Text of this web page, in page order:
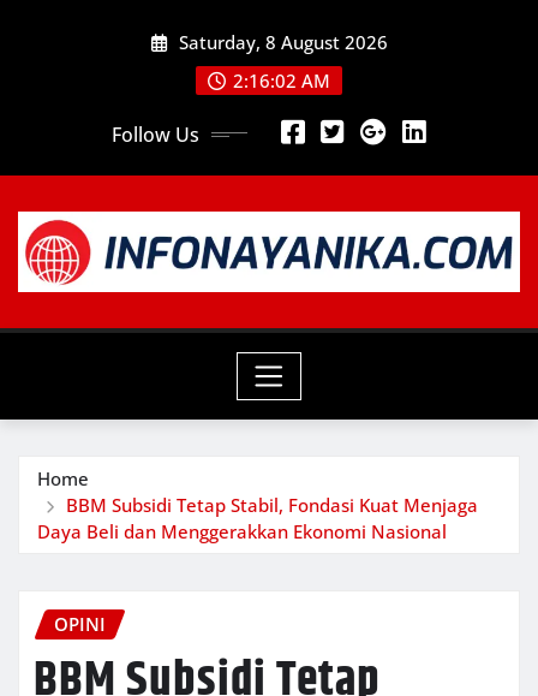
Saturday, 8 August 2026
2:16:04 AM
Follow Us
Home
BBM Subsidi Tetap Stabil, Fondasi Kuat Menjaga
Daya Beli dan Menggerakkan Ekonomi Nasional
OPINI
BBM Subsidi Tetap